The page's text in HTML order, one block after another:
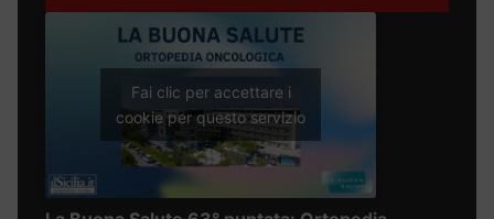
Fai clic per accettare i
cookie per questo servizio